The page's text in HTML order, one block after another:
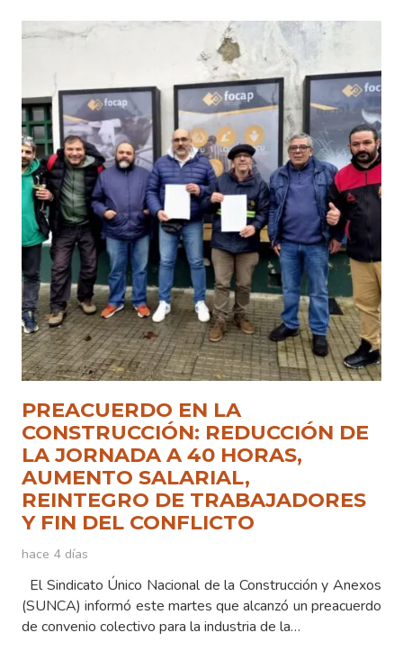
PREACUERDO EN LA
CONSTRUCCIÓN: REDUCCIÓN DE
LA JORNADA A 40 HORAS,
AUMENTO SALARIAL,
REINTEGRO DE TRABAJADORES
Y FIN DEL CONFLICTO
hace 4 días
El Sindicato Único Nacional de la Construcción y Anexos
(SUNCA) informó este martes que alcanzó un preacuerdo
de convenio colectivo para la industria de la…